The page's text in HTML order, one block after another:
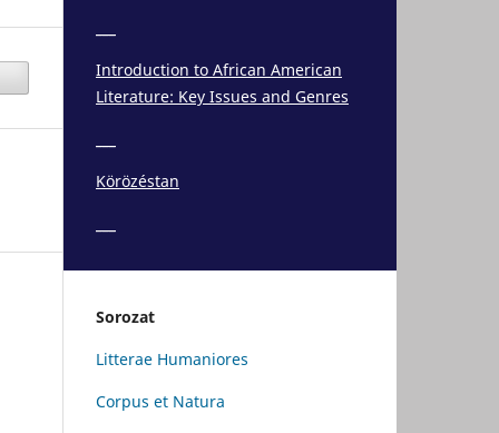
Introduction to African American
Literature: Key Issues and Genres
Körözéstan
Sorozat
Litterae Humaniores
Corpus et Natura